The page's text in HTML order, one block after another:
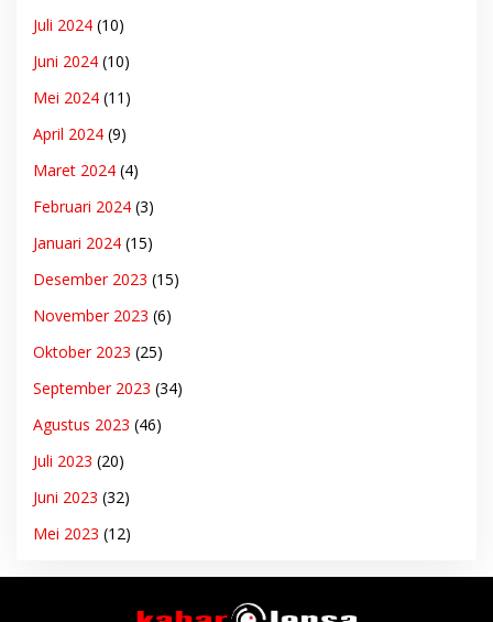
Juli 2024 (10)
Juni 2024 (10)
Mei 2024 (11)
April 2024 (9)
Maret 2024 (4)
Februari 2024 (3)
Januari 2024 (15)
Desember 2023 (15)
November 2023 (6)
Oktober 2023 (25)
September 2023 (34)
Agustus 2023 (46)
Juli 2023 (20)
Juni 2023 (32)
Mei 2023 (12)